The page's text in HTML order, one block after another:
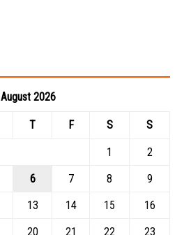
August 2026
T F S S
1
2
6 7 8
9
13 14 15
16
20 21 22
23